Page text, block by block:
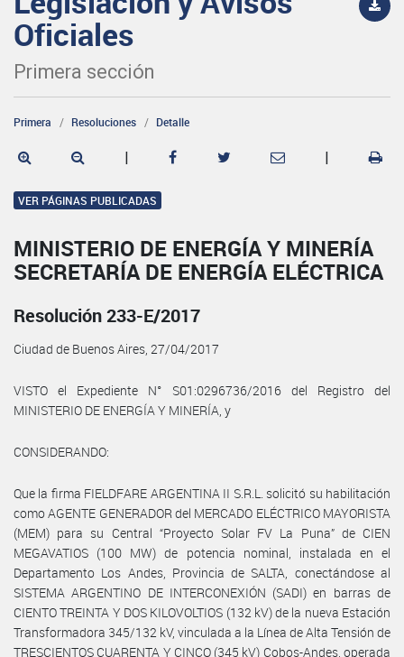
Oficiales
Primera sección
Primera Resoluciones Detalle
| |
VER PÁGINAS PUBLICADAS
MINISTERIO DE ENERGÍA Y MINERÍA
SECRETARÍA DE ENERGÍA ELÉCTRICA
Resolución 233-E/2017
Ciudad de Buenos Aires, 27/04/2017
VISTO el Expediente N° S01:0296736/2016 del Registro del
MINISTERIO DE ENERGÍA Y MINERÍA, y
CONSIDERANDO:
Que la firma FIELDFARE ARGENTINA II S.R.L. solicitó su habilitación
como AGENTE GENERADOR del MERCADO ELÉCTRICO MAYORISTA
(MEM) para su Central “Proyecto Solar FV La Puna” de CIEN
MEGAVATIOS (100 MW) de potencia nominal, instalada en el
Departamento Los Andes, Provincia de SALTA, conectándose al
SISTEMA ARGENTINO DE INTERCONEXIÓN (SADI) en barras de
CIENTO TREINTA Y DOS KILOVOLTIOS (132 kV) de la nueva Estación
Transformadora 345/132 kV, vinculada a la Línea de Alta Tensión de
TRESCIENTOS CUARENTA Y CINCO (345 kV) Cobos-Andes, operada